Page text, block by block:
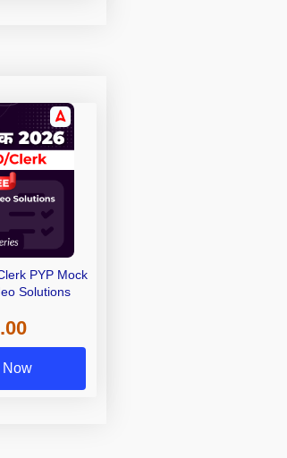
PYP Mock
Solutions
Now